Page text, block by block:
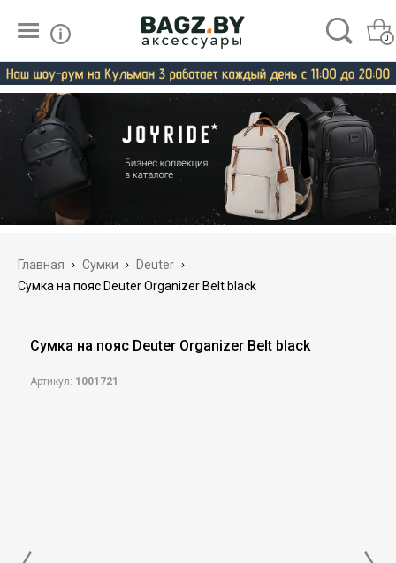
0
Главная › Сумки › Deuter ›
Сумка на пояс Deuter Organizer Belt black
Сумка на пояс Deuter Organizer Belt black
Артикул: 1001721